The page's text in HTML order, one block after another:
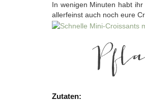
In wenigen Minuten habt
allerfeinst auch noch eure
Zutaten: